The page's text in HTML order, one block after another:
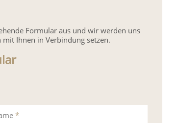
Formular aus und wir werden uns
Ihnen in Verbindung setzen.
*